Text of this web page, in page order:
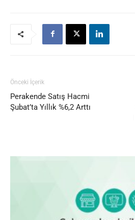
Önceki İçerik
Perakende Satış Hacmi
Şubat’ta Yıllık %6,2 Arttı